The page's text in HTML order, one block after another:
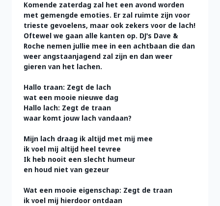
Komende zaterdag zal het een avond worden
met gemengde emoties. Er zal ruimte zijn voor
trieste gevoelens, maar ook zekers voor de lach!
Oftewel we gaan alle kanten op. DJ's Dave &
Roche nemen jullie mee in een achtbaan die dan
weer angstaanjagend zal zijn en dan weer
gieren van het lachen.
Hallo traan: Zegt de lach
wat een mooie nieuwe dag
Hallo lach: Zegt de traan
waar komt jouw lach vandaan?
Mijn lach draag ik altijd met mij mee
ik voel mij altijd heel tevree
Ik heb nooit een slecht humeur
en houd niet van gezeur
Wat een mooie eigenschap: Zegt de traan
ik voel mij hierdoor ontdaan